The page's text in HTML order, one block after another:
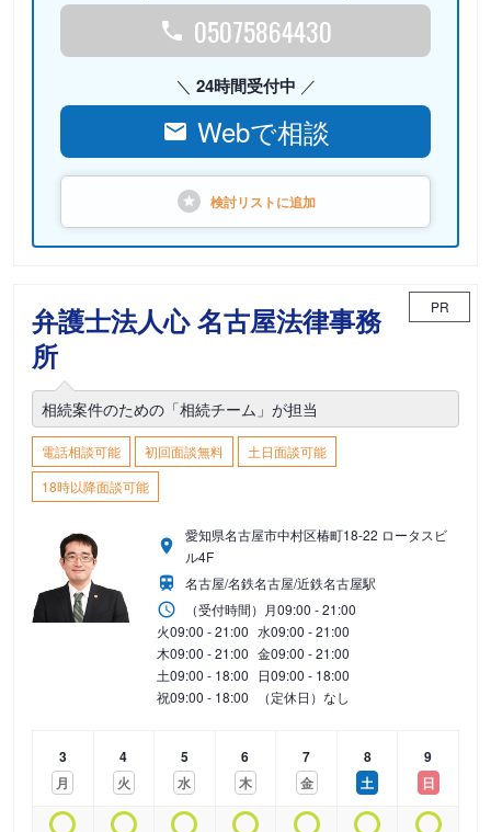
05075864430
24時間受付中
Webで相談
検討リストに追加
弁護士法人心 名古屋法律事務
所
PR
相続案件のための「相続チーム」が担当
電話相談可能 初回面談無料
土日面談可能
18時以降面談可能
愛知県名古屋市中村区椿町18-22 ロータスビ
ル4F
名古屋/名鉄名古屋/近鉄名古屋駅
（受付時間） 月09:00 - 21:00
火09:00 - 21:00 水09:00 - 21:00
木09:00 - 21:00 金09:00 - 21:00
土09:00 - 18:00 日09:00 - 18:00
祝09:00 - 18:00 （定休日）なし
3
月
4
火
5
水
6
木
7
金
8
土
9
日